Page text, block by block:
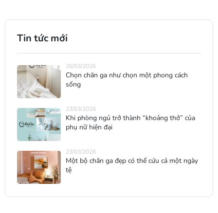
Tin tức mới
26/03/2026
Chọn chăn ga như chọn một phong cách
sống
23/03/2026
Khi phòng ngủ trở thành “khoảng thở” của
phụ nữ hiện đại
23/03/2026
Một bộ chăn ga đẹp có thể cứu cả một ngày
tệ